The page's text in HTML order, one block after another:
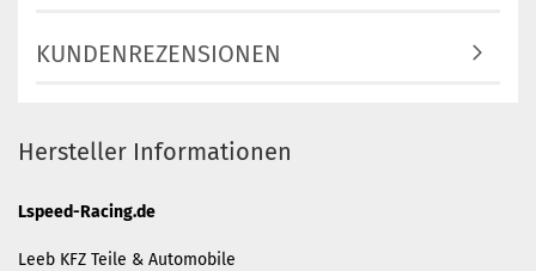
KUNDENREZENSIONEN
Hersteller Informationen
Lspeed-Racing.de
Leeb KFZ Teile & Automobile